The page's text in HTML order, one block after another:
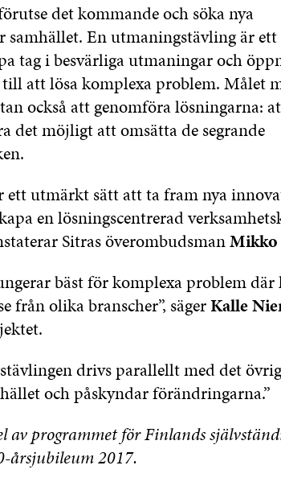
det kommande och söka nya
samhället. En utmaningstävling är
tag i besvärliga utmaningar och
att lösa komplexa problem. Målet
också att genomföra lösningarna:
det möjligt att omsätta de segrande
ett utmärkt sätt att ta fram nya
en lösningscentrerad
Sitras överombudsmanMikko
bäst för komplexa problem där
från olika branscher”, sägerKalle
drivs parallellt med det
och påskyndar förändringarna.”
av programmet för Finlands
årsjubileum 2017.